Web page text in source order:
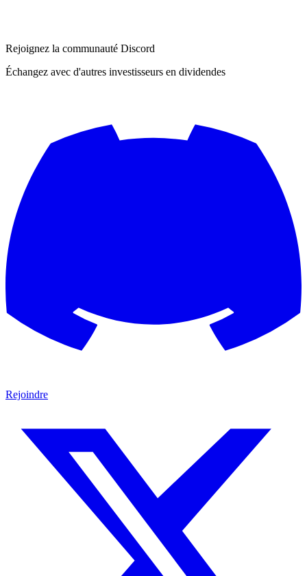
Rejoignez la communauté Discord
Échangez avec d'autres investisseurs en dividendes
Rejoindre